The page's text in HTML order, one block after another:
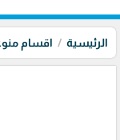
الرئيسية اقسام